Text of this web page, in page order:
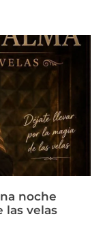
noche
las velas